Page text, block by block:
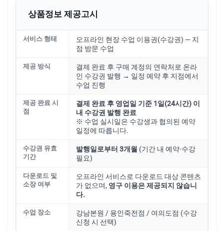
상품정보 제공고시
서비스 형태
오프라인 현장 수업 이용권(수강권) — 지
점 방문 수업
제공 방식
결제 완료 후 구매 계정의 연락처로 온라
인 수강권 발행 → 일정 예약 후 지점에서
수업 진행
제공 완료 시
점
결제 완료 후 영업일 기준 1일(24시간) 이
내 수강권 발행 완료
※ 수업 실시일은 수강생과 협의된 예약
일정에 따릅니다.
수강권 유효
기간
발행일로부터 3개월 (기간 내 예약·수강
필요)
다운로드 및
소장 여부
오프라인 서비스로 다운로드 대상 콘텐츠
가 없으며, 영구 이용은 제공되지 않습니
다.
수업 장소
강남본원 / 용인죽전점 / 여의도점 (수강
신청 시 선택)